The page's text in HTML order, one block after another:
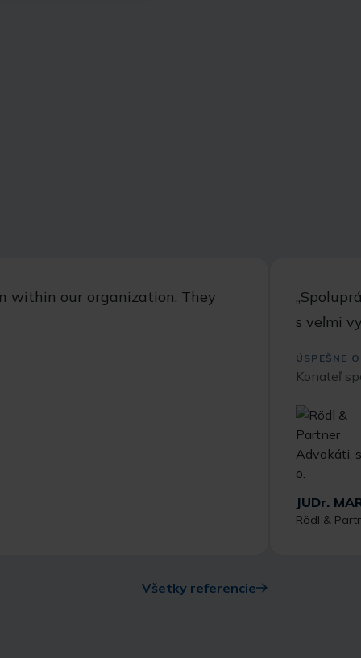
within our organization. They
s veľmi
ÚSPEŠNE
Konateľ
JUDr.
Rödl &
Všetky referencie